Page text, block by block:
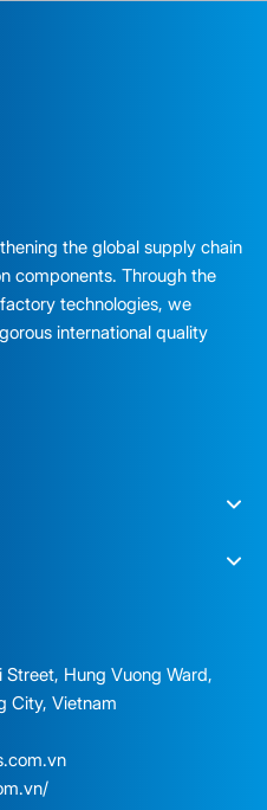
the global supply chain
components. Through the
technologies, we
international quality
Street, Hung Vuong Ward,
City, Vietnam